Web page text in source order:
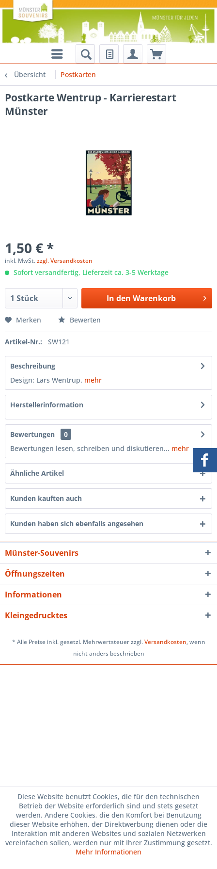
Übersicht Postkarten
Postkarte Wentrup - Karrierestart
Münster
1,50 € *
inkl. MwSt.zzgl. Versandkosten
Sofort versandfertig, Lieferzeit ca. 3-5 Werktage
In den Warenkorb
Merken Bewerten
Artikel-Nr.: SW121
Beschreibung
Design: Lars Wentrup. mehr
Herstellerinformation
Bewertungen
0
Bewertungen lesen, schreiben und diskutieren... mehr
Ähnliche Artikel
Kunden kauften auch
Kunden haben sich ebenfalls angesehen
Münster-Souvenirs
Öffnungszeiten
Informationen
Kleingedrucktes
* Alle Preise inkl. gesetzl. Mehrwertsteuer zzgl.Versandkosten, wenn
nicht anders beschrieben
Diese Website benutzt Cookies, die für den technischen
Betrieb der Website erforderlich sind und stets gesetzt
werden. Andere Cookies, die den Komfort bei Benutzung
dieser Website erhöhen, der Direktwerbung dienen oder die
Interaktion mit anderen Websites und sozialen Netzwerken
vereinfachen sollen, werden nur mit Ihrer Zustimmung gesetzt.
Mehr Informationen